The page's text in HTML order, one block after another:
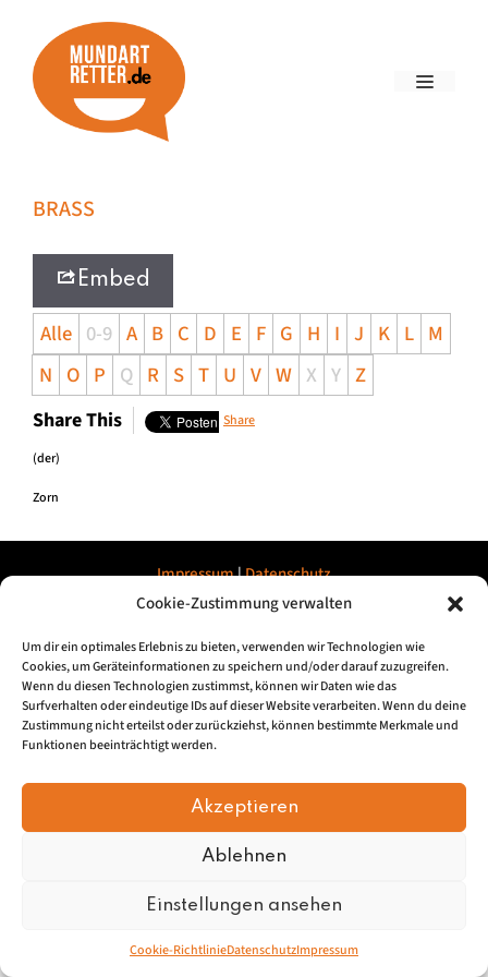
Cookie-Zustimmung verwalten
Um dir ein optimales Erlebnis zu bieten, verwenden wir Technologien wie
Cookies, um Geräteinformationen zu speichern und/oder darauf zuzugreifen.
Wenn du diesen Technologien zustimmst, können wir Daten wie das
Surfverhalten oder eindeutige IDs auf dieser Website verarbeiten. Wenn du deine
Zustimmung nicht erteilst oder zurückziehst, können bestimmte Merkmale und
Funktionen beeinträchtigt werden.
Akzeptieren
Ablehnen
Einstellungen ansehen
Cookie-RichtlinieDatenschutzImpressum
BRASS
Embed
Alle 0-9 A B C D E F G H I J K L M
N O P Q R S T U V W X Y Z
Share This Share
(der)
Zorn
Impressum|Datenschutz